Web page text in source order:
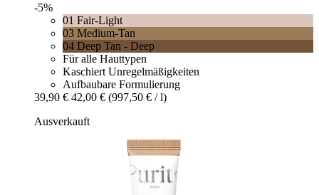
-5%
01 Fair-Light
03 Medium-Tan
04 Deep Tan - Deep
Für alle Hauttypen
Kaschiert Unregelmäßigkeiten
Aufbaubare Formulierung
39,90 € 42,00 € (997,50 € / l)
Ausverkauft